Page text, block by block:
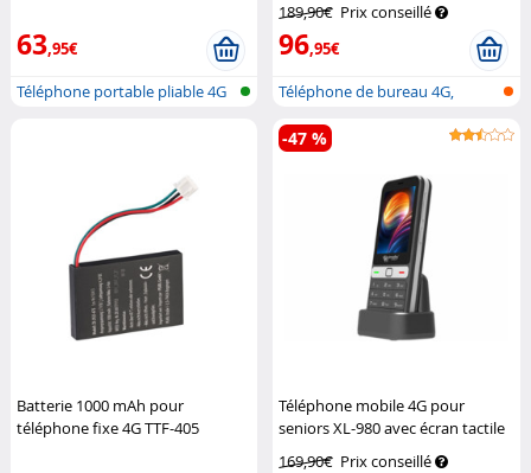
63,95€
Téléphone portable pliable 4G
Communications
189,90€ Prix conseillé
96,95€
Téléphone de bureau 4G,
touche SOS...
Batterie 1000 mAh pour
téléphone fixe 4G TTF-405
Téléphone mobile 4G pour
seniors XL-980 avec écran tactile
169,90€ Prix conseillé
-47 %